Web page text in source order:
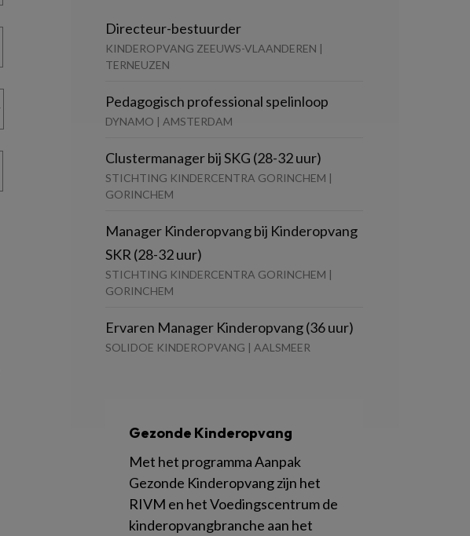
Directeur-bestuurder
KINDEROPVANG ZEEUWS-VLAANDEREN |
TERNEUZEN
Pedagogisch professional spelinloop
DYNAMO | AMSTERDAM
Clustermanager bij SKG (28-32 uur)
STICHTING KINDERCENTRA GORINCHEM |
GORINCHEM
Manager Kinderopvang bij Kinderopvang
SKR (28-32 uur)
STICHTING KINDERCENTRA GORINCHEM |
GORINCHEM
Ervaren Manager Kinderopvang (36 uur)
SOLIDOE KINDEROPVANG | AALSMEER
Gezonde Kinderopvang
Met het programma Aanpak
Gezonde Kinderopvang zijn het
RIVM en het Voedingscentrum de
kinderopvangbranche aan het